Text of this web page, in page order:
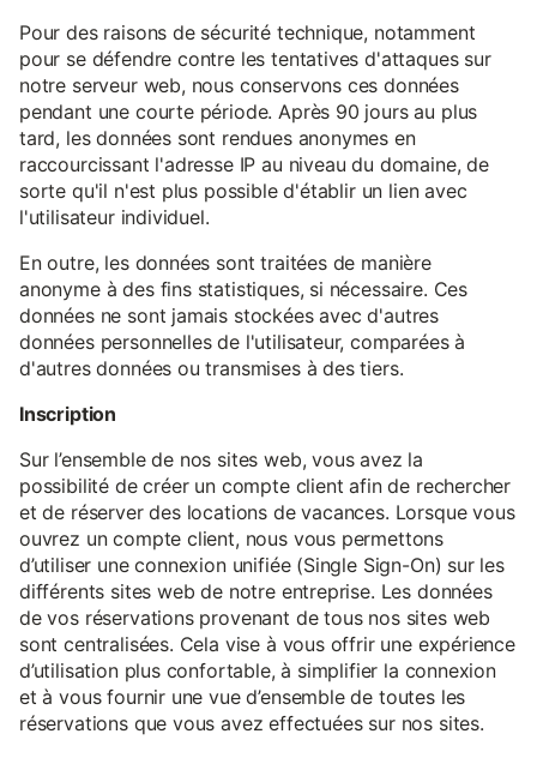
Pour des raisons de sécurité technique, notamment
pour se défendre contre les tentatives d'attaques sur
notre serveur web, nous conservons ces données
pendant une courte période. Après 90 jours au plus
tard, les données sont rendues anonymes en
raccourcissant l'adresse IP au niveau du domaine, de
sorte qu'il n'est plus possible d'établir un lien avec
l'utilisateur individuel.
En outre, les données sont traitées de manière
anonyme à des fins statistiques, si nécessaire. Ces
données ne sont jamais stockées avec d'autres
données personnelles de l'utilisateur, comparées à
d'autres données ou transmises à des tiers.
Inscription
Sur l’ensemble de nos sites web, vous avez la
possibilité de créer un compte client afin de rechercher
et de réserver des locations de vacances. Lorsque vous
ouvrez un compte client, nous vous permettons
d’utiliser une connexion unifiée (Single Sign-On) sur les
différents sites web de notre entreprise. Les données
de vos réservations provenant de tous nos sites web
sont centralisées. Cela vise à vous offrir une expérience
d’utilisation plus confortable, à simplifier la connexion
et à vous fournir une vue d’ensemble de toutes les
réservations que vous avez effectuées sur nos sites.